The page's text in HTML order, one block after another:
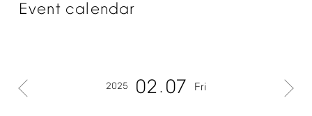
Event calendar
2025 02 07 Fri